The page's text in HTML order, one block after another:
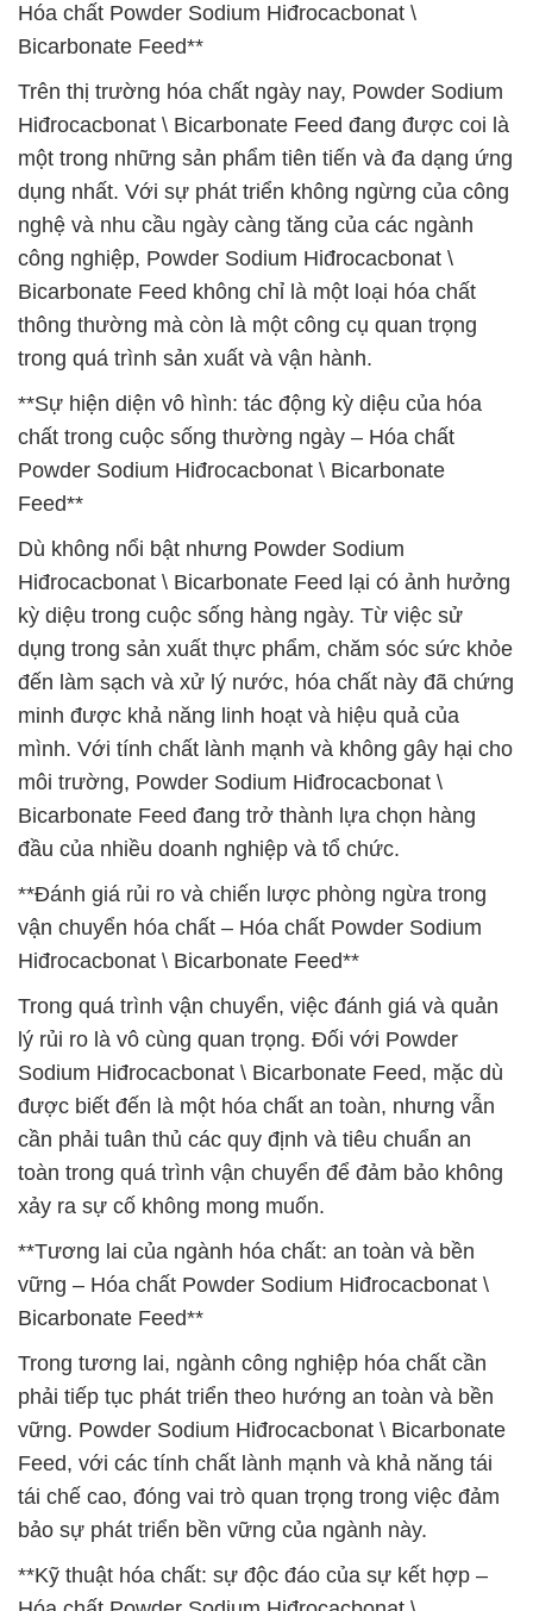
Hóa chất Powder Sodium Hiđrocacbonat \
Bicarbonate Feed**
Trên thị trường hóa chất ngày nay, Powder Sodium
Hiđrocacbonat \ Bicarbonate Feed đang được coi là
một trong những sản phẩm tiên tiến và đa dạng ứng
dụng nhất. Với sự phát triển không ngừng của công
nghệ và nhu cầu ngày càng tăng của các ngành
công nghiệp, Powder Sodium Hiđrocacbonat \
Bicarbonate Feed không chỉ là một loại hóa chất
thông thường mà còn là một công cụ quan trọng
trong quá trình sản xuất và vận hành.
**Sự hiện diện vô hình: tác động kỳ diệu của hóa
chất trong cuộc sống thường ngày – Hóa chất
Powder Sodium Hiđrocacbonat \ Bicarbonate
Feed**
Dù không nổi bật nhưng Powder Sodium
Hiđrocacbonat \ Bicarbonate Feed lại có ảnh hưởng
kỳ diệu trong cuộc sống hàng ngày. Từ việc sử
dụng trong sản xuất thực phẩm, chăm sóc sức khỏe
đến làm sạch và xử lý nước, hóa chất này đã chứng
minh được khả năng linh hoạt và hiệu quả của
mình. Với tính chất lành mạnh và không gây hại cho
môi trường, Powder Sodium Hiđrocacbonat \
Bicarbonate Feed đang trở thành lựa chọn hàng
đầu của nhiều doanh nghiệp và tổ chức.
**Đánh giá rủi ro và chiến lược phòng ngừa trong
vận chuyển hóa chất – Hóa chất Powder Sodium
Hiđrocacbonat \ Bicarbonate Feed**
Trong quá trình vận chuyển, việc đánh giá và quản
lý rủi ro là vô cùng quan trọng. Đối với Powder
Sodium Hiđrocacbonat \ Bicarbonate Feed, mặc dù
được biết đến là một hóa chất an toàn, nhưng vẫn
cần phải tuân thủ các quy định và tiêu chuẩn an
toàn trong quá trình vận chuyển để đảm bảo không
xảy ra sự cố không mong muốn.
**Tương lai của ngành hóa chất: an toàn và bền
vững – Hóa chất Powder Sodium Hiđrocacbonat \
Bicarbonate Feed**
Trong tương lai, ngành công nghiệp hóa chất cần
phải tiếp tục phát triển theo hướng an toàn và bền
vững. Powder Sodium Hiđrocacbonat \ Bicarbonate
Feed, với các tính chất lành mạnh và khả năng tái
tái chế cao, đóng vai trò quan trọng trong việc đảm
bảo sự phát triển bền vững của ngành này.
**Kỹ thuật hóa chất: sự độc đáo của sự kết hợp –